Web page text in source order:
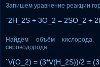
Запишем уравнение реакции
`2H_2S + 3O_2 = 2SO_2 +
Найдём объём
сероводорода:
`V(O_2) = (3*V(H_2S))/2 =